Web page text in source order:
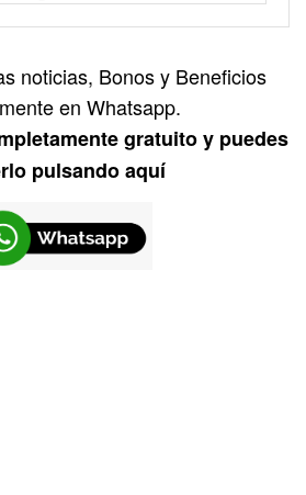
noticias, Bonos y Beneficios
en Whatsapp.
gratuito y puedes
pulsando aquí